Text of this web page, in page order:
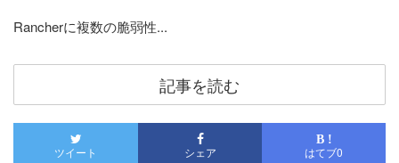
Rancherに複数の脆弱性...
記事を読む
ツイート シェア
B !
はてブ0